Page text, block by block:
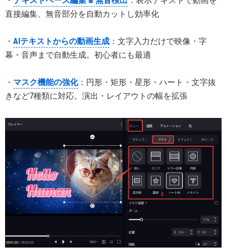
直接編集、無音部分を自動カットし効率化
・ AIテキストからの動画生成 ：文字入力だけで映像・字
幕・音声まで自動生成。初心者にも最適
・ マスク機能の強化：円形・矩形・星形・ハート・文字抜
きなど7種類に対応。演出・レイアウトの幅を拡張